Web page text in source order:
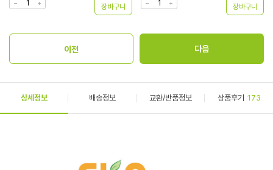
상세정보 배송정보 교환/반품정보 상품후기 173